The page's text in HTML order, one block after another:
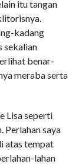
itu tangan
kadang
sekalian
benar-
meraba serta
Lisa seperti
Perlahan saya
atas tempat
lahan